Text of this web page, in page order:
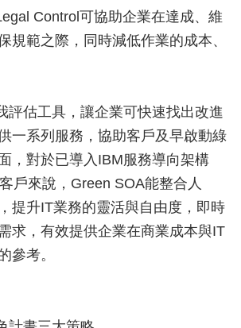
Control可協助企業在達成、維
規範之際，同時減低作業的成本、
評估工具，讓企業可快速找出改進
一系列服務，協助客戶及早啟動綠
，對於已導入IBM服務導向架構
戶來說，Green SOA能整合人
提升IT業務的靈活與自由度，即時
求，有效提供企業在商業成本與IT
參考。